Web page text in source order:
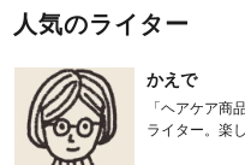
人気のライター
かえで
「ヘアケア商
ライター。楽